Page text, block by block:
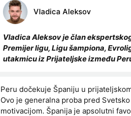
Vladica Aleksov
Vladica Aleksov je član
Premijer ligu, Ligu šampiona,
utakmicu iz Prijateljske između
Peru dočekuje Španiju u
Ovo je generalna proba pred
motivacijom. Španija je apsolutni